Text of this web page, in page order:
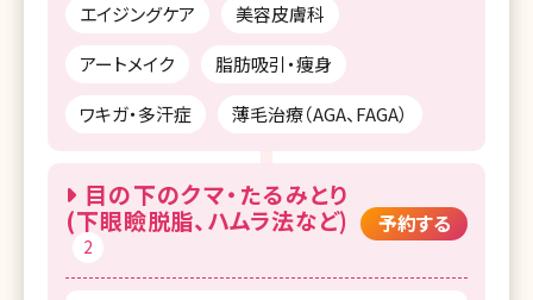
エイジングケア
美容皮膚科
アートメイク
脂肪吸引・痩身
ワキガ・多汗症
薄毛治療（AGA、FAGA）
目の下のクマ・たるみとり
(下眼瞼脱脂、ハムラ法など)
2
予約する